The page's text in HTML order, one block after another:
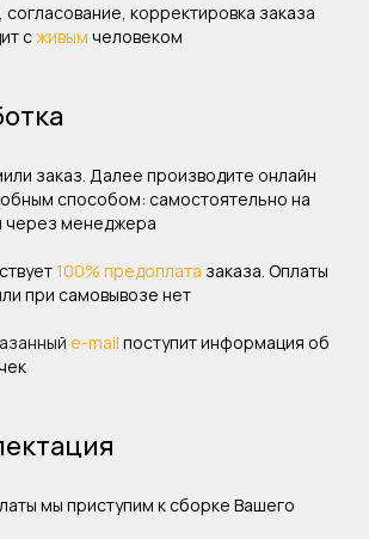
корректировка заказа
сживым человеком
заказ. Далее производите онлайн
способом: самостоятельно на
через менеджера
100% предоплата заказа. Оплаты
при самовывозе нет
e-mail поступит информация об
мы приступим к сборке Вашего